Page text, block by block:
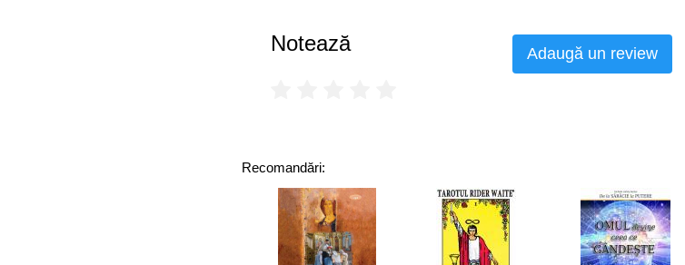
Notează Adaugă un review
Recomandări: